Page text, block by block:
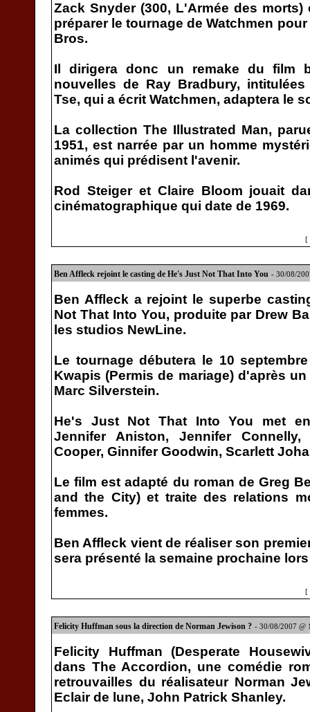
Zack Snyder (300, L'Armée des
préparer le tournage de Watchmen
Bros.
Il dirigera donc un remake du film
nouvelles de Ray Bradbury,
Tse, qui a écrit Watchmen, adaptera le
La collection The Illustrated Man,
1951, est narrée par un homme
animés qui prédisent l'avenir.
Rod Steiger et Claire Bloom jouait
cinématographique qui date de 1969.
[
Ben Affleck rejoint le casting de He's Just Not That Into You - 30/08/
Ben Affleck a rejoint le superbe
Not That Into You, produite par Drew
les studios NewLine.
Le tournage débutera le 10
Kwapis (Permis de mariage) d'après
Marc Silverstein.
He's Just Not That Into You met
Jennifer Aniston, Jennifer
Cooper, Ginnifer Goodwin, Scarlett
Le film est adapté du roman de Greg
and the City) et traite des relations
femmes.
Ben Affleck vient de réaliser son
sera présenté la semaine prochaine
[
Felicity Huffman sous la direction de Norman Jewison ? - 30/08/2007 @
Felicity Huffman (Desperate
dans The Accordion, une comédie
retrouvailles du réalisateur Norman
Eclair de lune, John Patrick Shanley.